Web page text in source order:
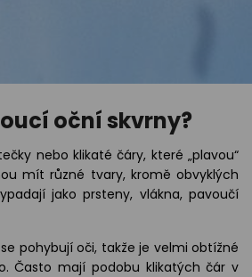
oční skvrny?
nebo klikaté čáry, které „plavou“
mít různé tvary, kromě obvyklých
jako prsteny, vlákna, pavoučí
pohybují oči, takže je velmi obtížné
Často mají podobu klikatých čár v